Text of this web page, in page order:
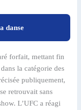
danse
forfait, mettant fin
dans la catégorie des
publiquement,
retrouvait sans
L’UFC a réagi